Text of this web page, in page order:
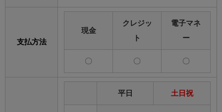
支払方法
現金
クレジッ
ト
電子マネ
ー
〇 〇 〇
平日 土日祝